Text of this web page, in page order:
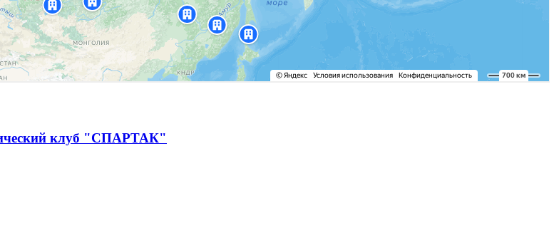
клуб "СПАРТАК"